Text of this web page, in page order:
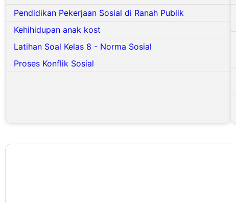
Pendidikan Pekerjaan Sosial di Ranah Publik
Kehihidupan anak kost
Latihan Soal Kelas 8 - Norma Sosial
Proses Konflik Sosial